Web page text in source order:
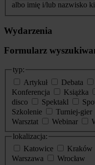
albo imię i/lub nazwisko
Wydarzenia
Formularz
typ:
Artykuł
Debata
Konferencja
Książka
disco
Spektakl
Szkolenie
Turniej-gier
Warsztat
Webinar
lokalizacja:
Katowice
Kraków
Warszawa
Wrocław